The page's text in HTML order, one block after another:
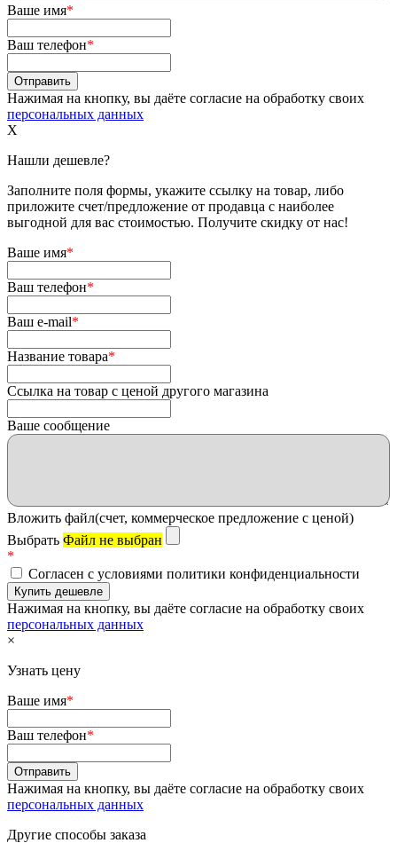
Ваше имя*
Ваш телефон*
Нажимая на кнопку, вы даёте согласие на обработку своих
персональных данных
X
Нашли дешевле?
Заполните поля формы, укажите ссылку на товар, либо
приложите счет/предложение от продавца с наиболее
выгодной для вас стоимостью. Получите скидку от нас!
Ваше имя*
Ваш телефон*
Ваш e-mail*
Название товара*
Ссылка на товар с ценой другого магазина
Ваше сообщение
Вложить файл(счет, коммерческое предложение с ценой)
Выбрать Файл не выбран
*
Согласен с условиями политики конфиденциальности
Нажимая на кнопку, вы даёте согласие на обработку своих
персональных данных
×
Узнать цену
Ваше имя*
Ваш телефон*
Нажимая на кнопку, вы даёте согласие на обработку своих
персональных данных
Другие способы заказа